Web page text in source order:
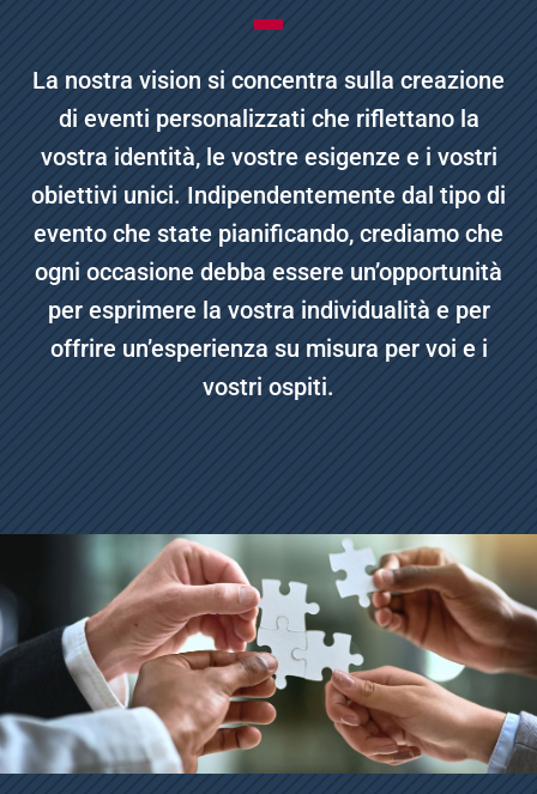
La nostra vision si concentra sulla creazione
di eventi personalizzati che riflettano la
vostra identità, le vostre esigenze e i vostri
obiettivi unici. Indipendentemente dal tipo di
evento che state pianificando, crediamo che
ogni occasione debba essere un’opportunità
per esprimere la vostra individualità e per
offrire un’esperienza su misura per voi e i
vostri ospiti.